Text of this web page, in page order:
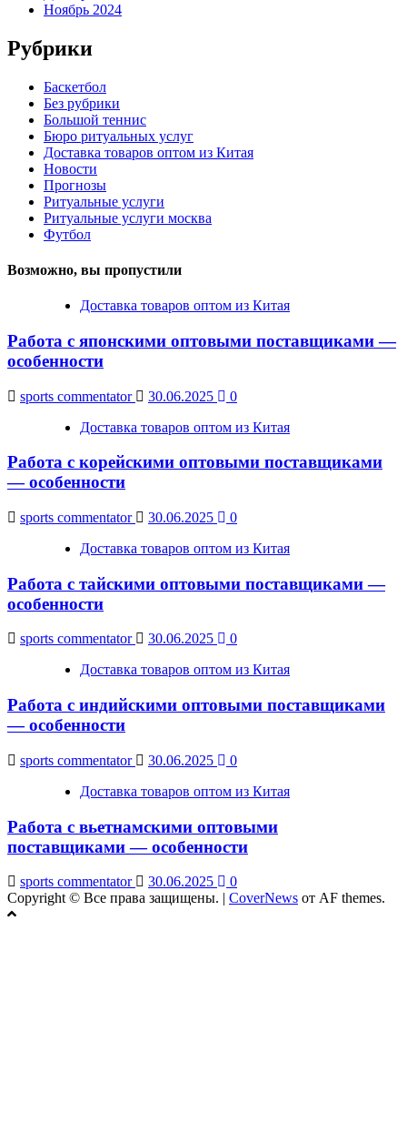
Ноябрь 2024
Рубрики
Баскетбол
Без рубрики
Большой теннис
Бюро ритуальных услуг
Доставка товаров оптом из Китая
Новости
Прогнозы
Ритуальные услуги
Ритуальные услуги москва
Футбол
Возможно, вы пропустили
Доставка товаров оптом из Китая
Работа с японскими оптовыми поставщиками —
особенности
sports commentator 30.06.2025
0
Доставка товаров оптом из Китая
Работа с корейскими оптовыми поставщиками
— особенности
sports commentator 30.06.2025
0
Доставка товаров оптом из Китая
Работа с тайскими оптовыми поставщиками —
особенности
sports commentator 30.06.2025
0
Доставка товаров оптом из Китая
Работа с индийскими оптовыми поставщиками
— особенности
sports commentator 30.06.2025
0
Доставка товаров оптом из Китая
Работа с вьетнамскими оптовыми
поставщиками — особенности
sports commentator 30.06.2025
0
Copyright © Все права защищены. | CoverNews от AF themes.